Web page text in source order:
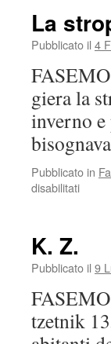
La
Pubblicato il 4
giera la
inverno e
Pubblicato in
disabilitati
K. Z.
Pubblicato il 9
tzetnik